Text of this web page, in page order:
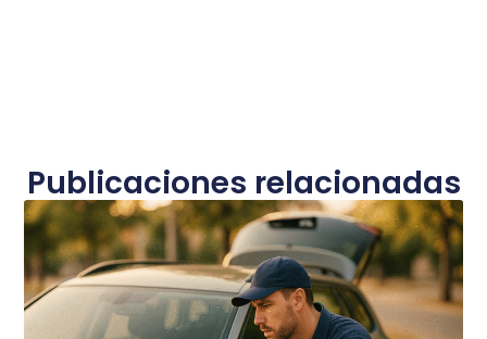
Publicaciones relacionadas